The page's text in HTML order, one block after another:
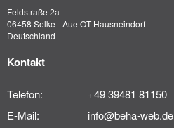
Feldstraße 2a
06458 Selke - Aue OT Hausneindorf
Deutschland
Kontakt
Telefon:
+49 39481 81150
E-Mail:
info@beha-web.de